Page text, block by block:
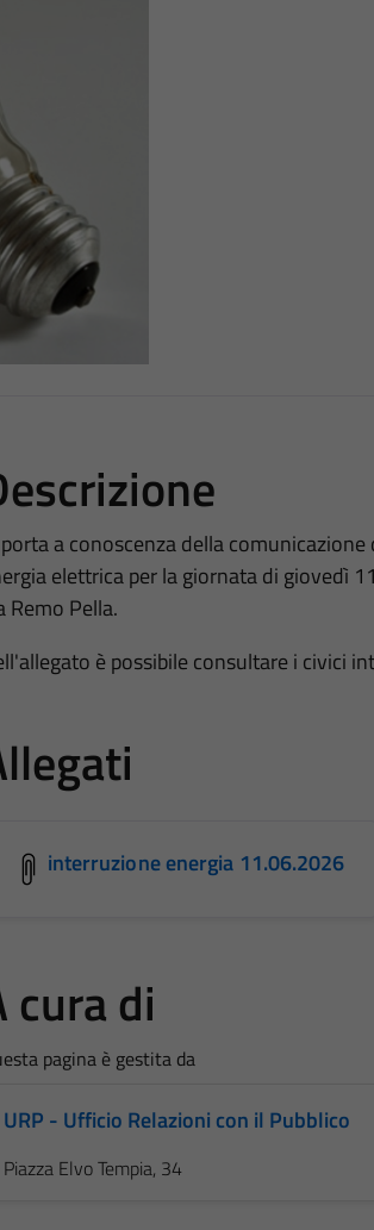
a conoscenza della
elettrica per la giornata di giovedì
Remo Pella.
è possibile consultare i civici
interruzione energia 11.06.2026
cura di
pagina è gestita da
URP - Ufficio Relazioni con il Pubblico
Piazza Elvo Tempia, 34